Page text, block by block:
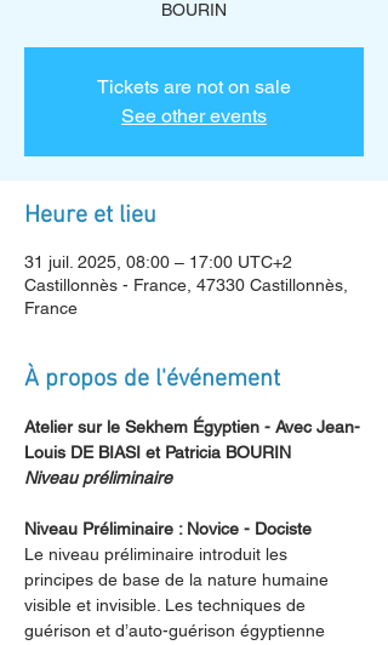
BOURIN
Tickets are not on sale
See other events
Heure et lieu
31 juil. 2025, 08:00 – 17:00 UTC+2
Castillonnès - France, 47330 Castillonnès,
France
À propos de l'événement
Atelier sur le Sekhem Égyptien - Avec Jean-
Louis DE BIASI et Patricia BOURIN
Niveau préliminaire
Niveau Préliminaire : Novice - Dociste
Le niveau préliminaire introduit les
principes de base de la nature humaine
visible et invisible. Les techniques de
guérison et d’auto-guérison égyptienne